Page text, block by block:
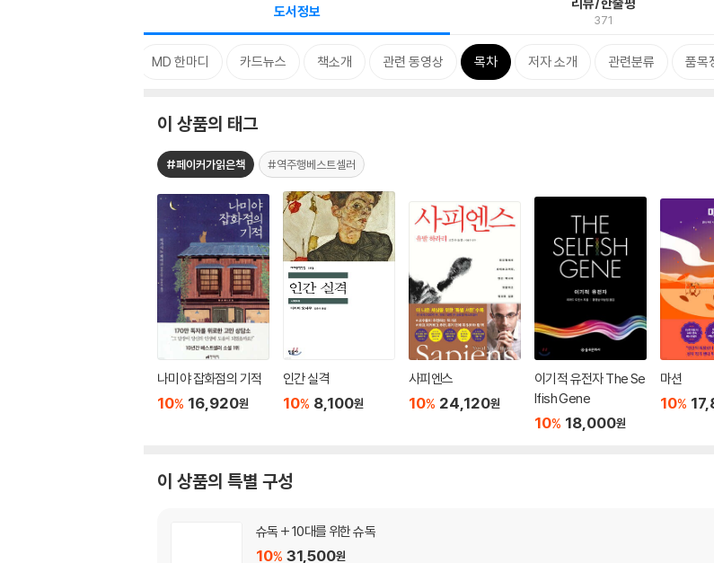
도서정보 371
MD 한마디 카드뉴스 책소개 관련 동영상 목차 저자 소개 관련분류 품목
이 상품의 태그
#페이커가읽은책 #역주행베스트셀러
나미야 잡화점의 기적
10% 16,920원
인간 실격
10% 8,100원
사피엔스
10% 24,120원
이기적 유전자 The Se
lfish Gene
10% 18,000원
마션
10%
이 상품의 특별 구성
슈독 + 10대를 위한 슈독
10% 31,500원